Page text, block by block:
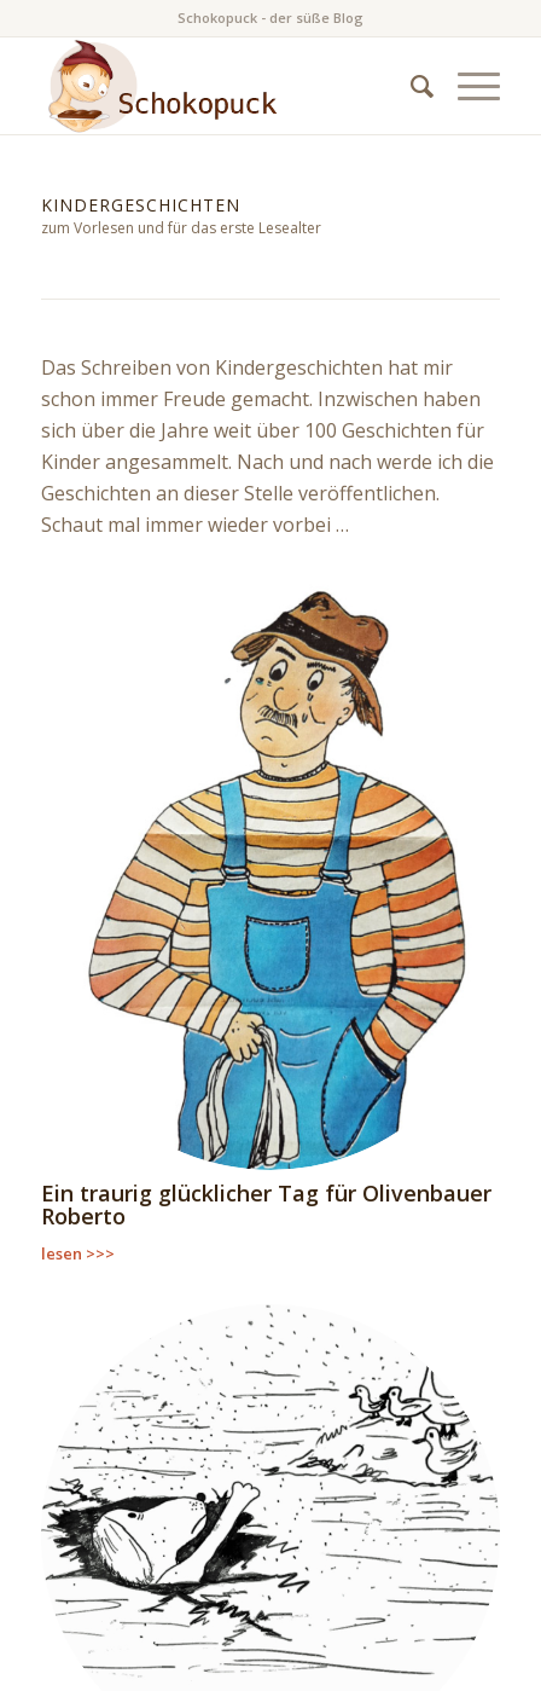
Schokopuck - der süße Blog
KINDERGESCHICHTEN
zum Vorlesen und für das erste Lesealter
Das Schreiben von Kindergeschichten hat mir
schon immer Freude gemacht. Inzwischen haben
sich über die Jahre weit über 100 Geschichten für
Kinder angesammelt. Nach und nach werde ich die
Geschichten an dieser Stelle veröffentlichen.
Schaut mal immer wieder vorbei …
Ein traurig glücklicher Tag für Olivenbauer
Roberto
lesen >>>